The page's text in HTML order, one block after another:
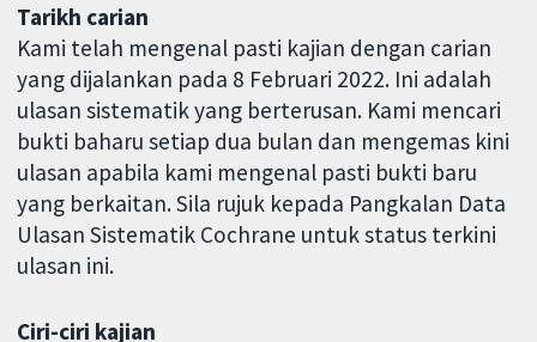
Tarikh carian
Kami telah mengenal pasti kajian dengan carian
yang dijalankan pada 8 Februari 2022. Ini adalah
ulasan sistematik yang berterusan. Kami mencari
bukti baharu setiap dua bulan dan mengemas kini
ulasan apabila kami mengenal pasti bukti baru
yang berkaitan. Sila rujuk kepada Pangkalan Data
Ulasan Sistematik Cochrane untuk status terkini
ulasan ini.
Ciri-ciri kajian